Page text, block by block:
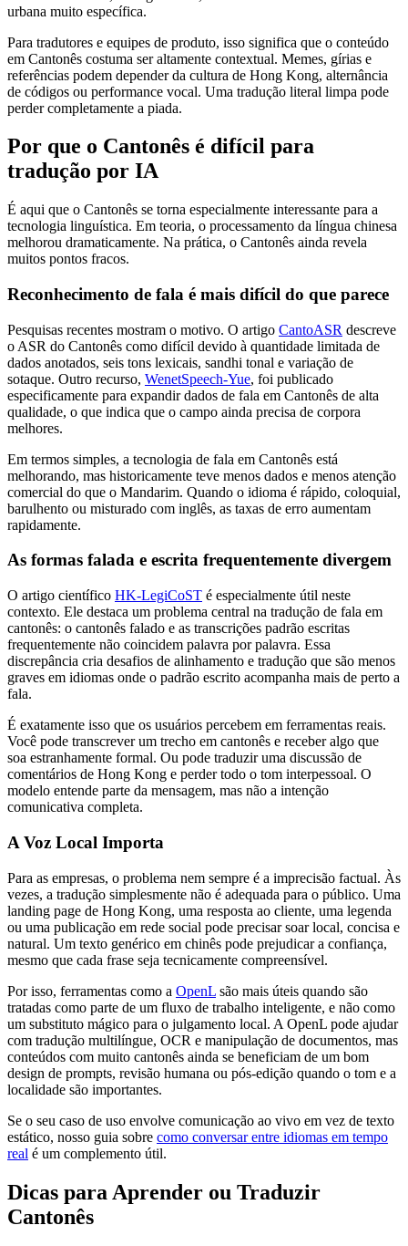
urbana muito específica.
Para tradutores e equipes de produto, isso significa que o conteúdo
em Cantonês costuma ser altamente contextual. Memes, gírias e
referências podem depender da cultura de Hong Kong, alternância
de códigos ou performance vocal. Uma tradução literal limpa pode
perder completamente a piada.
Por que o Cantonês é difícil para
tradução por IA
É aqui que o Cantonês se torna especialmente interessante para a
tecnologia linguística. Em teoria, o processamento da língua chinesa
melhorou dramaticamente. Na prática, o Cantonês ainda revela
muitos pontos fracos.
Reconhecimento de fala é mais difícil do que parece
Pesquisas recentes mostram o motivo. O artigo CantoASR descreve
o ASR do Cantonês como difícil devido à quantidade limitada de
dados anotados, seis tons lexicais, sandhi tonal e variação de
sotaque. Outro recurso, WenetSpeech-Yue, foi publicado
especificamente para expandir dados de fala em Cantonês de alta
qualidade, o que indica que o campo ainda precisa de corpora
melhores.
Em termos simples, a tecnologia de fala em Cantonês está
melhorando, mas historicamente teve menos dados e menos atenção
comercial do que o Mandarim. Quando o idioma é rápido, coloquial,
barulhento ou misturado com inglês, as taxas de erro aumentam
rapidamente.
As formas falada e escrita frequentemente divergem
O artigo científico HK-LegiCoST é especialmente útil neste
contexto. Ele destaca um problema central na tradução de fala em
cantonês: o cantonês falado e as transcrições padrão escritas
frequentemente não coincidem palavra por palavra. Essa
discrepância cria desafios de alinhamento e tradução que são menos
graves em idiomas onde o padrão escrito acompanha mais de perto a
fala.
É exatamente isso que os usuários percebem em ferramentas reais.
Você pode transcrever um trecho em cantonês e receber algo que
soa estranhamente formal. Ou pode traduzir uma discussão de
comentários de Hong Kong e perder todo o tom interpessoal. O
modelo entende parte da mensagem, mas não a intenção
comunicativa completa.
A Voz Local Importa
Para as empresas, o problema nem sempre é a imprecisão factual. Às
vezes, a tradução simplesmente não é adequada para o público. Uma
landing page de Hong Kong, uma resposta ao cliente, uma legenda
ou uma publicação em rede social pode precisar soar local, concisa e
natural. Um texto genérico em chinês pode prejudicar a confiança,
mesmo que cada frase seja tecnicamente compreensível.
Por isso, ferramentas como a OpenL são mais úteis quando são
tratadas como parte de um fluxo de trabalho inteligente, e não como
um substituto mágico para o julgamento local. A OpenL pode ajudar
com tradução multilíngue, OCR e manipulação de documentos, mas
conteúdos com muito cantonês ainda se beneficiam de um bom
design de prompts, revisão humana ou pós-edição quando o tom e a
localidade são importantes.
Se o seu caso de uso envolve comunicação ao vivo em vez de texto
estático, nosso guia sobre como conversar entre idiomas em tempo
real é um complemento útil.
Dicas para Aprender ou Traduzir
Cantonês